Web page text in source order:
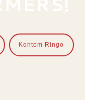
Kontom Ringo